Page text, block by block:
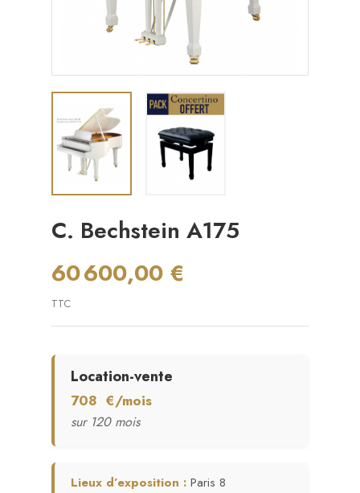
C. Bechstein A175
60 600,00 €
TTC
Location-vente
708 €/mois
sur 120 mois
Lieux d’exposition : Paris 8